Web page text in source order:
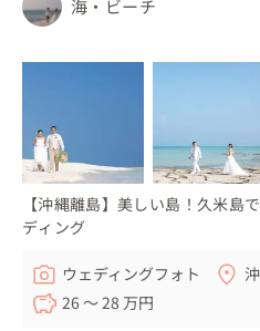
海・ビーチ
【沖縄離島】美しい島！久米島
ディング
ウェディングフォト
26 〜 28 万円